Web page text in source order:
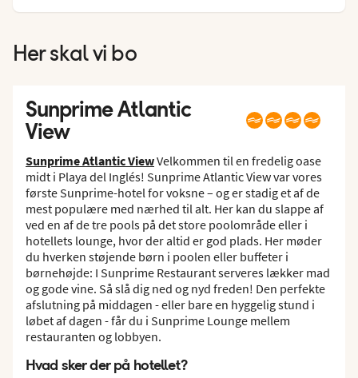
Her skal vi bo
Sunprime Atlantic
View
Sunprime Atlantic ViewVelkommen til en fredelig oase
midt i Playa del Inglés! Sunprime Atlantic View var vores
første Sunprime-hotel for voksne – og er stadig et af de
mest populære med nærhed til alt. Her kan du slappe af
ved en af de tre pools på det store poolområde eller i
hotellets lounge, hvor der altid er god plads. Her møder
du hverken støjende børn i poolen eller buffeter i
børnehøjde: I Sunprime Restaurant serveres lækker mad
og gode vine. Så slå dig ned og nyd freden! Den perfekte
afslutning på middagen - eller bare en hyggelig stund i
løbet af dagen - får du i Sunprime Lounge mellem
restauranten og lobbyen.
Hvad sker der på hotellet?